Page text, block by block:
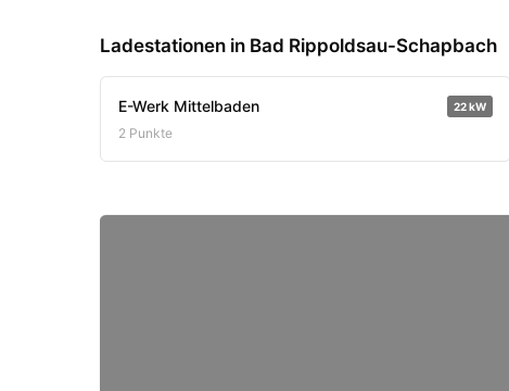
Ladestationen in Bad Rippoldsau-Schapbach
E-Werk Mittelbaden 22 kW
2 Punkte